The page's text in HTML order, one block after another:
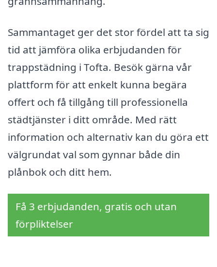
Sammantaget ger det stor fördel att ta sig
tid att jämföra olika erbjudanden för
trappstädning i Tofta. Besök gärna vår
plattform för att enkelt kunna begära
offert och få tillgång till professionella
städtjänster i ditt område. Med rätt
information och alternativ kan du göra ett
välgrundat val som gynnar både din
plånbok och ditt hem.
Få 3 erbjudanden, gratis och utan
förpliktelser